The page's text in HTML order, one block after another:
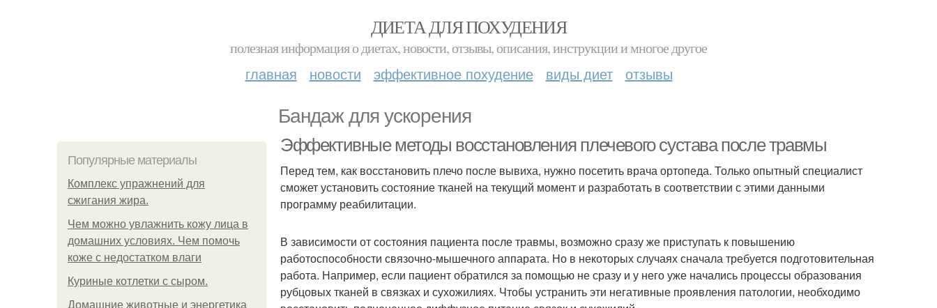
ДИЕТА ДЛЯ ПОХУДЕНИЯ
полезная информация о диетах, новости, отзывы, описания, инструкции и многое другое
главная новости эффективное похудение виды диет отзывы
Бандаж для ускорения
Популярные материалы
Комплекс упражнений для
сжигания жира.
Чем можно увлажнить кожу лица в
домашних условиях. Чем помочь
коже с недостатком влаги
Куриные котлетки с сыром.
Домашние животные и энергетика
Эффективные методы восстановления плечевого сустава после травмы
Перед тем, как восстановить плечо после вывиха, нужно посетить врача ортопеда. Только опытный специалист
сможет установить состояние тканей на текущий момент и разработать в соответствии с этими данными
программу реабилитации.
В зависимости от состояния пациента после травмы, возможно сразу же приступать к повышению
работоспособности связочно-мышечного аппарата. Но в некоторых случаях сначала требуется подготовительная
работа. Например, если пациент обратился за помощью не сразу и у него уже начались процессы образования
рубцовых тканей в связках и сухожилиях. Чтобы устранить эти негативные проявления патологии, необходимо